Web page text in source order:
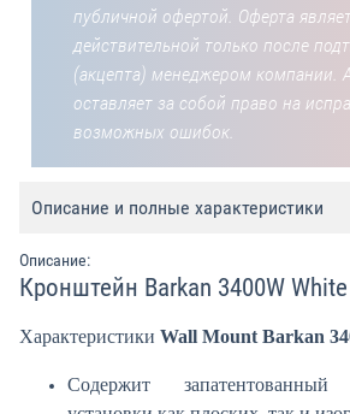
публичной офертой. Оферта
действительной только после
(акцепта) менеджером компании.
оставляет за собой право на
возможных ошибок.
Описание и полные характеристики
Описание:
Кронштейн Barkan 3400W White
Характеристики Wall Mount Barkan
Содержит